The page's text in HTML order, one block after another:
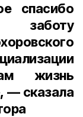
спасибо
жизнь
— сказала